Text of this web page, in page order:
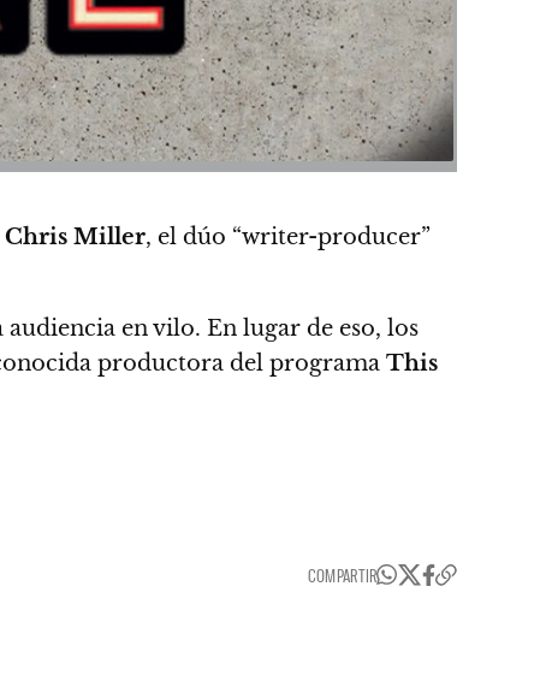
Chris Miller, el dúo “writer-producer”
en vilo. En lugar de eso, los
productora del programa This
COMPARTIR